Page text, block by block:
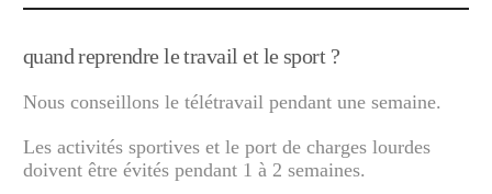
quand reprendre le travail et le sport ?
Nous conseillons le télétravail pendant une semaine.
Les activités sportives et le port de charges lourdes
doivent être évités pendant 1 à 2 semaines.